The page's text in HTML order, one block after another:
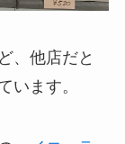
、他店だと
います。